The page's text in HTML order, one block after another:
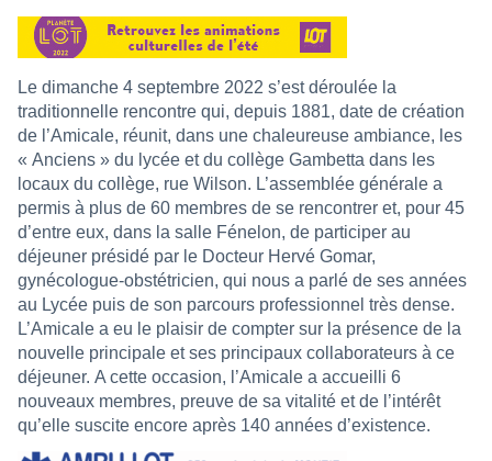
Le dimanche 4 septembre 2022 s’est déroulée la
traditionnelle rencontre qui, depuis 1881, date de création
de l’Amicale, réunit, dans une chaleureuse ambiance, les
« Anciens » du lycée et du collège Gambetta dans les
locaux du collège, rue Wilson. L’assemblée générale a
permis à plus de 60 membres de se rencontrer et, pour 45
d’entre eux, dans la salle Fénelon, de participer au
déjeuner présidé par le Docteur Hervé Gomar,
gynécologue-obstétricien, qui nous a parlé de ses années
au Lycée puis de son parcours professionnel très dense.
L’Amicale a eu le plaisir de compter sur la présence de la
nouvelle principale et ses principaux collaborateurs à ce
déjeuner. A cette occasion, l’Amicale a accueilli 6
nouveaux membres, preuve de sa vitalité et de l’intérêt
qu’elle suscite encore après 140 années d’existence.